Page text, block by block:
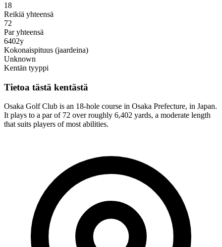
18
Reikiä yhteensä
72
Par yhteensä
6402y
Kokonaispituus (jaardeina)
Unknown
Kentän tyyppi
Tietoa tästä kentästä
Osaka Golf Club is an 18-hole course in Osaka Prefecture, in Japan.
It plays to a par of 72 over roughly 6,402 yards, a moderate length
that suits players of most abilities.